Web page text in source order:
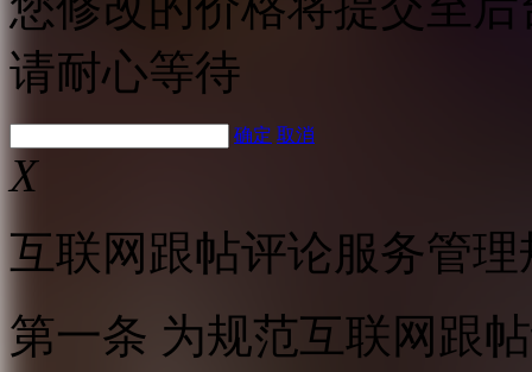
请耐心等待
确定 取消
X
互联网跟帖评论服务管理
第一条 为规范互联网跟